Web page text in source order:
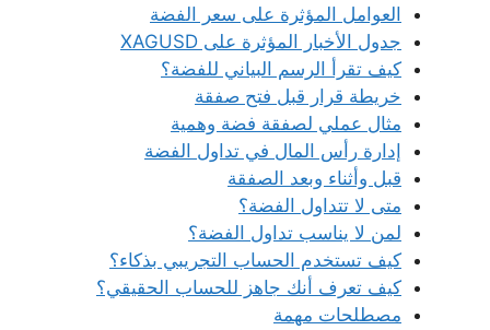
العوامل المؤثرة على سعر الفضة
جدول الأخبار المؤثرة على XAGUSD
كيف تقرأ الرسم البياني للفضة؟
خريطة قرار قبل فتح صفقة
مثال عملي لصفقة فضة وهمية
إدارة رأس المال في تداول الفضة
قبل وأثناء وبعد الصفقة
متى لا تتداول الفضة؟
لمن لا يناسب تداول الفضة؟
كيف تستخدم الحساب التجريبي بذكاء؟
كيف تعرف أنك جاهز للحساب الحقيقي؟
مصطلحات مهمة